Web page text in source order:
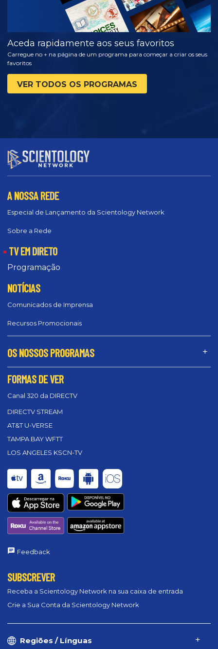
Aceda rapidamente aos seus favoritos
Carregue no + na página de um programa para começar a criar os seus
favoritos
VER TODOS OS PROGRAMAS
A NOSSA REDE
Especial de Lançamento da Scientology Network
Sobre a Rede
TV EM DIRETO
Programação
NOTÍCIAS
Comunicados de Imprensa
Recursos Promocionais
OS NOSSOS PROGRAMAS
FORMAS DE VER
Canal 320 da DIRECTV
DIRECTV STREAM
AT&T U-VERSE
TAMPA BAY WFTT
LOS ANGELES KSCN-TV
Feedback
SUBSCREVER
Receba a Scientology Network na sua caixa de entrada
Crie a Sua Conta da Scientology Network
Regiões / Línguas